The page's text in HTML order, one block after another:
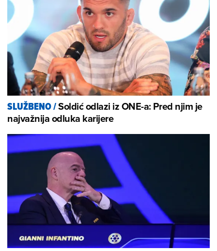
SLUŽBENO/Soldić odlazi iz ONE-a: Pred njim je
najvažnija odluka karijere